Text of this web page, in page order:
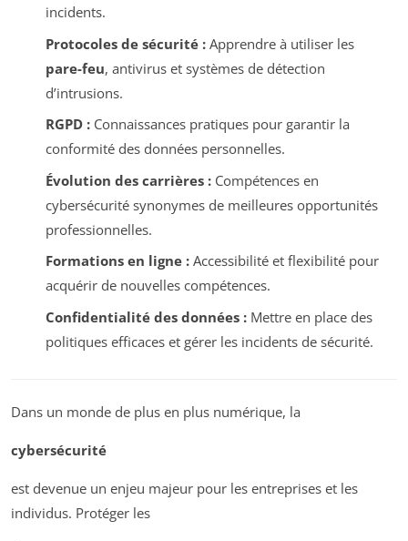
incidents.
Protocoles de sécurité :Apprendre à utiliser les
pare-feu, antivirus et systèmes de détection
d’intrusions.
RGPD :Connaissances pratiques pour garantir la
conformité des données personnelles.
Évolution des carrières :Compétences en
cybersécurité synonymes de meilleures opportunités
professionnelles.
Formations en ligne :Accessibilité et flexibilité pour
acquérir de nouvelles compétences.
Confidentialité des données :Mettre en place des
politiques efficaces et gérer les incidents de sécurité.
Dans un monde de plus en plus numérique, la
cybersécurité
est devenue un enjeu majeur pour les entreprises et les
individus. Protéger les